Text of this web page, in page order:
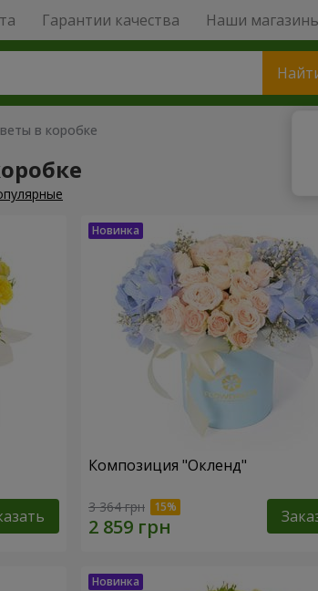
Гарантии качества Наши
в коробке
Композиция "Окленд"
3 364 грн